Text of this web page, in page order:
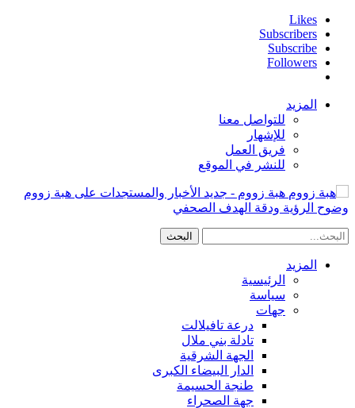
Likes
Subscribers
Subscribe
Followers
المزيد
للتواصل معنا
للإشهار
فريق العمل
للنشر في الموقع
هبة زووم - جديد الأخبار والمستجدات على هبة زووم
وضوح الرؤية ودقة الهدف الصحفي
المزيد
الرئيسية
سياسة
جهات
درعة تافيلالت
تادلة بني ملال
الجهة الشرقية
الدار البيضاء الكبرى
طنجة الحسيمة
جهة الصحراء